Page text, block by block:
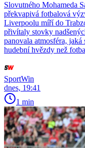
Slovutného Mohameda
překvapivá fotbalová
Liverpoolu míří do
přivítaly stovky
panovala atmosféra,
hudební hvězdy než
SportWin
dnes, 19:41
1 min